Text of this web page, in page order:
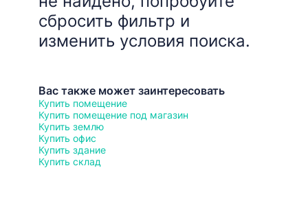
сбросить фильтр и
изменить условия поиска.
Вас также может заинтересовать
Купить помещение
Купить помещение под магазин
Купить землю
Купить офис
Купить здание
Купить склад